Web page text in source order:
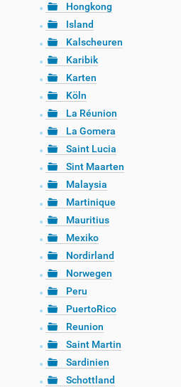
Hongkong
Island
Kalscheuren
Karibik
Karten
Köln
La Réunion
La Gomera
Saint Lucia
Sint Maarten
Malaysia
Martinique
Mauritius
Mexiko
Nordirland
Norwegen
Peru
PuertoRico
Reunion
Saint Martin
Sardinien
Schottland